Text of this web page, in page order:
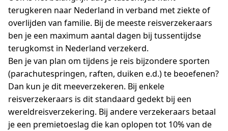
terugkeren naar Nederland in verband met ziekte of
overlijden van familie. Bij de meeste reisverzekeraars
ben je een maximum aantal dagen bij tussentijdse
terugkomst in Nederland verzekerd.
Ben je van plan om tijdens je reis bijzondere sporten
(parachutespringen, raften, duiken e.d.) te beoefenen?
Dan kun je dit meeverzekeren. Bij enkele
reisverzekeraars is dit standaard gedekt bij een
wereldreisverzekering. Bij andere verzekeraars betaal
je een premietoeslag die kan oplopen tot 10% van de